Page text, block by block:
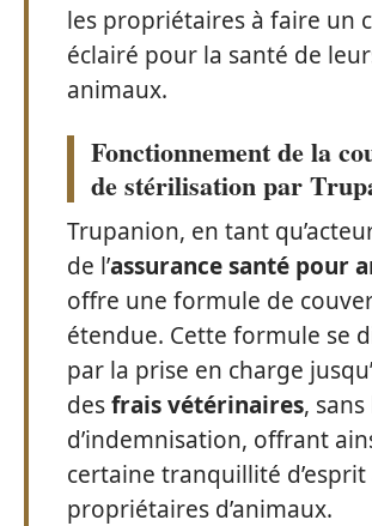
les propriétaires à faire un
éclairé pour la santé de
animaux.
Fonctionnement de la
de stérilisation par
Trupanion, en tant
de l’assurance santé pour
offre une formule de
étendue. Cette formule se
par la prise en charge
desfrais vétérinaires,
d’indemnisation, offrant
certaine tranquillité d’esprit
propriétaires d’animaux.